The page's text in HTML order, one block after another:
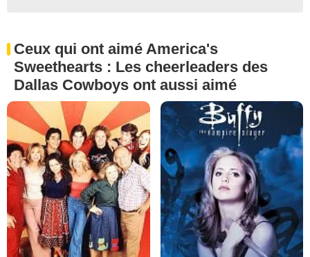
Ceux qui ont aimé America's
Sweethearts : Les cheerleaders des
Dallas Cowboys ont aussi aimé